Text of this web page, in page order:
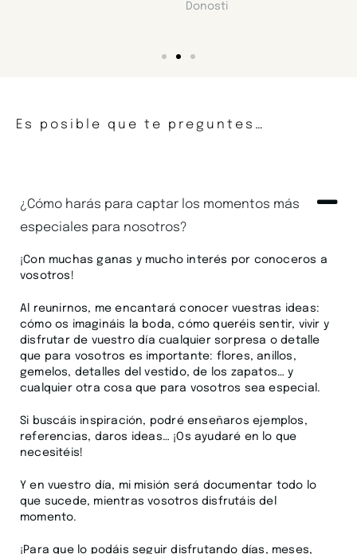
Donosti
Es posible que te preguntes…
¿Cómo harás para captar los momentos más
especiales para nosotros?
¡Con muchas ganas y mucho interés por conoceros a
vosotros!
Al reunirnos, me encantará conocer vuestras ideas:
cómo os imagináis la boda,cómo queréis sentir, vivir y
disfrutar de vuestro día cualquier sorpresa o detalle
que para vosotros es importante: flores, anillos,
gemelos, detalles del vestido, de los zapatos… y
cualquier otra cosa que para vosotros sea especial.
Si buscáis inspiración, podré enseñaros ejemplos,
referencias, daros ideas… ¡Os ayudaré en lo que
necesitéis!
Y en vuestro día, mi misión será documentar todo lo
que sucede, mientras vosotros disfrutáis del
momento.
¡Para que lo podáis seguir disfrutando días, meses,